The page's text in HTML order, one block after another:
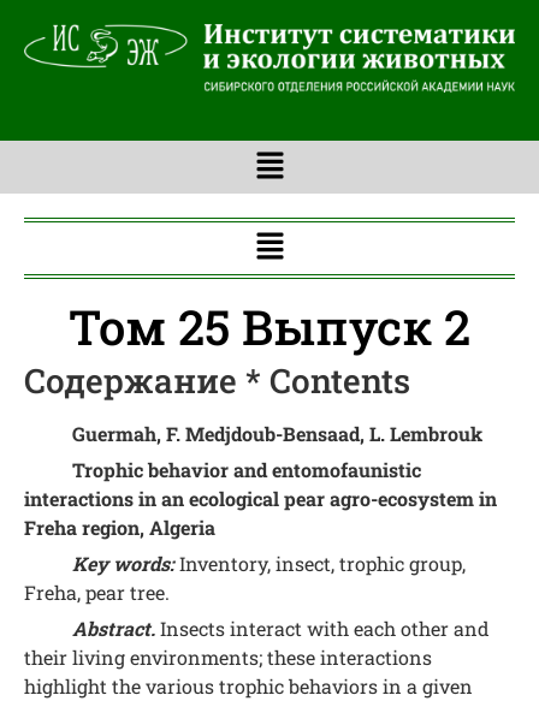
Том 25 Выпуск 2
Содержание * Contents
Guermah, F. Medjdoub-Bensaad, L. Lembrouk
Trophic behavior and entomofaunistic
interactions in an ecological pear agro-ecosystem in
Freha region, Algeria
Key words:Inventory, insect, trophic group,
Freha, pear tree.
Abstract.Insects interact with each other and
their living environments; these interactions
highlight the various trophic behaviors in a given